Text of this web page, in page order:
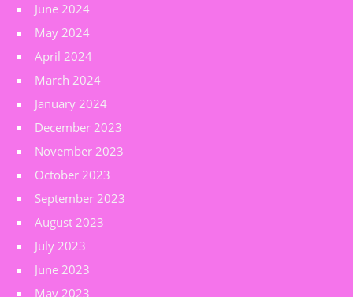
June 2024
May 2024
April 2024
March 2024
January 2024
December 2023
November 2023
October 2023
September 2023
August 2023
July 2023
June 2023
May 2023